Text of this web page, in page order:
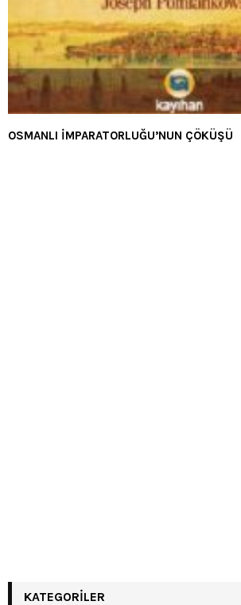
OSMANLI İMPARATORLUĞU’NUN ÇÖKÜŞÜ
KATEGORILER